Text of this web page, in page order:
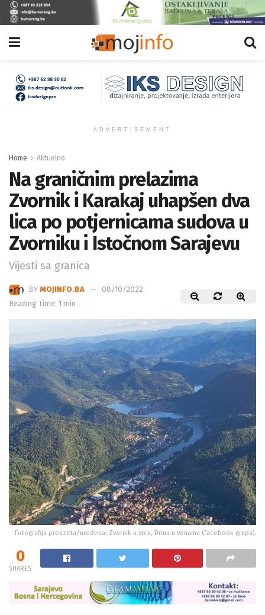
ADVERTISEMENT
Home Aktuelno
Na graničnim prelazima
Zvornik i Karakaj uhapšen dva
lica po potjernicama sudova u
Zvorniku i Istočnom Sarajevu
Vijesti sa granica
BY MOJINFO.BA
08/10/2022
Reading Time: 1 min
Fotografija preuzeta/uređena: Zvornik u srcu, Drina u venama (Facebook grupa).
0
SHARES